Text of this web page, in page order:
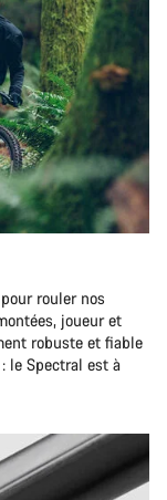
rouler nos
joueur et
robuste et fiable
le Spectral est à